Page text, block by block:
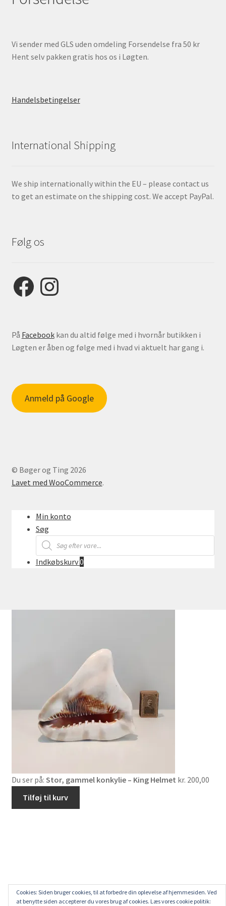
Vi sender med GLS uden omdeling Forsendelse fra 50 kr
Hent selv pakken gratis hos os i Løgten.
Handelsbetingelser
International Shipping
We ship internationally within the EU – please contact us
to get an estimate on the shipping cost. We accept PayPal.
Følg os
FacebookInstagram
På Facebookkan du altid følge med i hvornår butikken i
Løgten er åben og følge med i hvad vi aktuelt har gang i.
Anmeld på Google
© Bøger og Ting 2026
Lavet med WooCommerce.
Min konto
Søg
Products
search
Indkøbskurv0
Du ser på: Stor, gammel konkylie – King Helmet kr. 200,00
Tilføj til kurv
Cookies: Siden bruger cookies, til at forbedre din oplevelse af hjemmesiden. Ved
at benytte siden accepterer du vores brug af cookies. Læs vores cookie politik: